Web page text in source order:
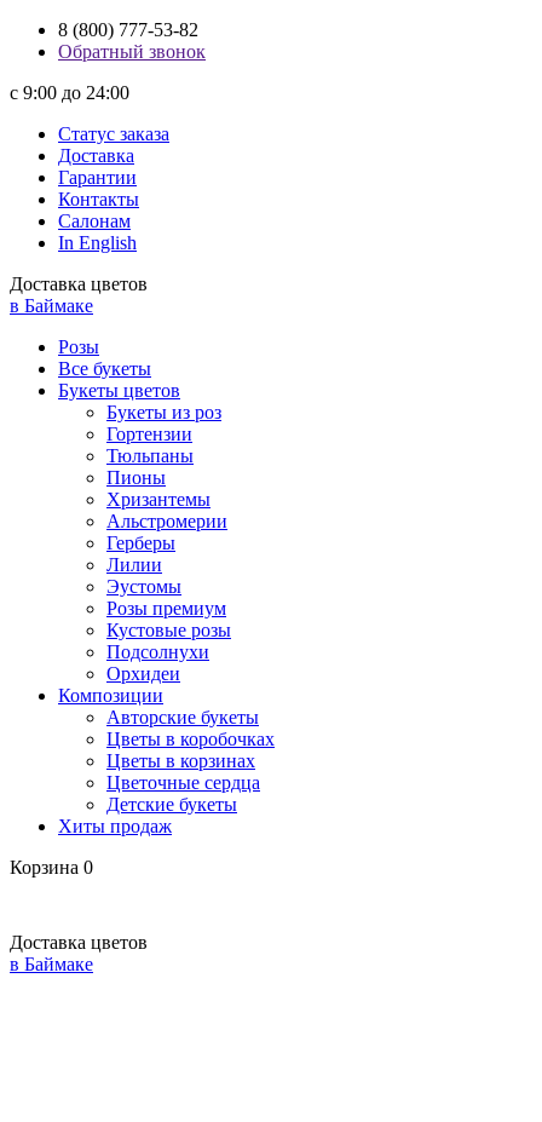
8 (800) 777-53-82
Обратный звонок
с 9:00 до 24:00
Статус заказа
Доставка
Гарантии
Контакты
Салонам
In English
Доставка цветов
в Баймаке
Розы
Все букеты
Букеты цветов
Букеты из роз
Гортензии
Тюльпаны
Пионы
Хризантемы
Альстромерии
Герберы
Лилии
Эустомы
Розы премиум
Кустовые розы
Подсолнухи
Орхидеи
Композиции
Авторские букеты
Цветы в коробочках
Цветы в корзинах
Цветочные сердца
Детские букеты
Хиты продаж
Корзина 0
Доставка цветов
в Баймаке